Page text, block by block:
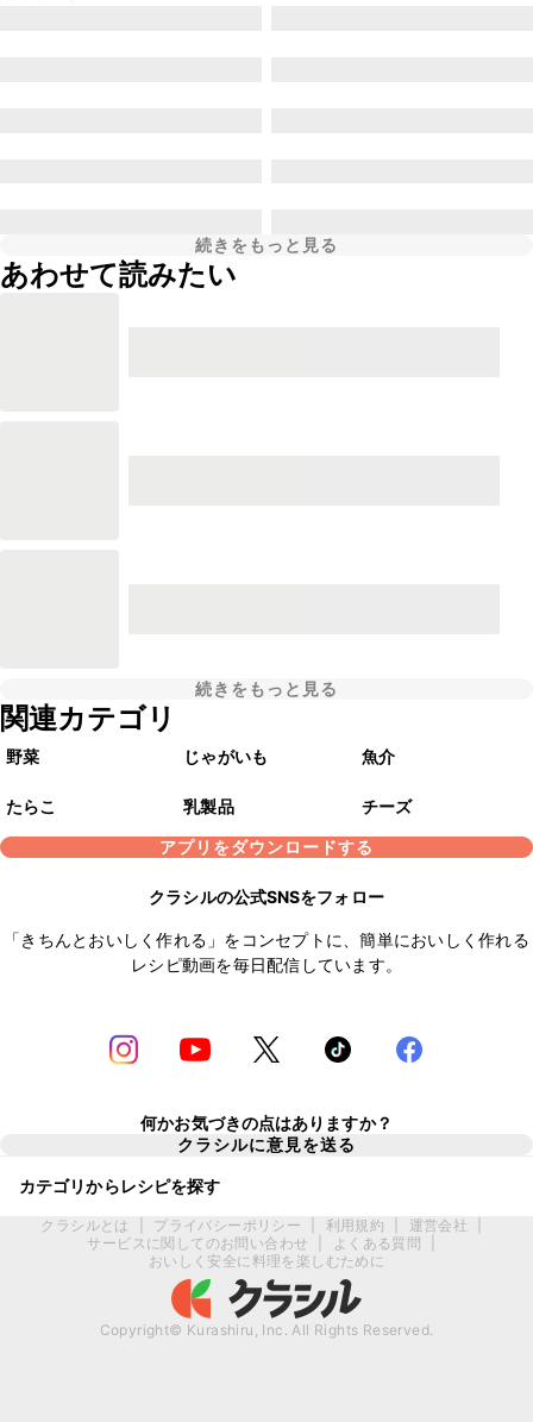
続きをもっと見る
あわせて読みたい
続きをもっと見る
関連カテゴリ
野菜 じゃがいも 魚介
たらこ 乳製品
チーズ
アプリをダウンロードする
クラシルの公式SNSをフォロー
「きちんとおいしく作れる」をコンセプトに、簡単においしく作れる
レシピ動画を毎日配信しています。
何かお気づきの点はありますか？
クラシルに意見を送る
カテゴリからレシピを探す
クラシルとは プライバシーポリシー 利用規約 運営会社
サービスに関してのお問い合わせ
よくある質問
おいしく安全に料理を楽しむために
Copyright© Kurashiru, Inc. All Rights Reserved.